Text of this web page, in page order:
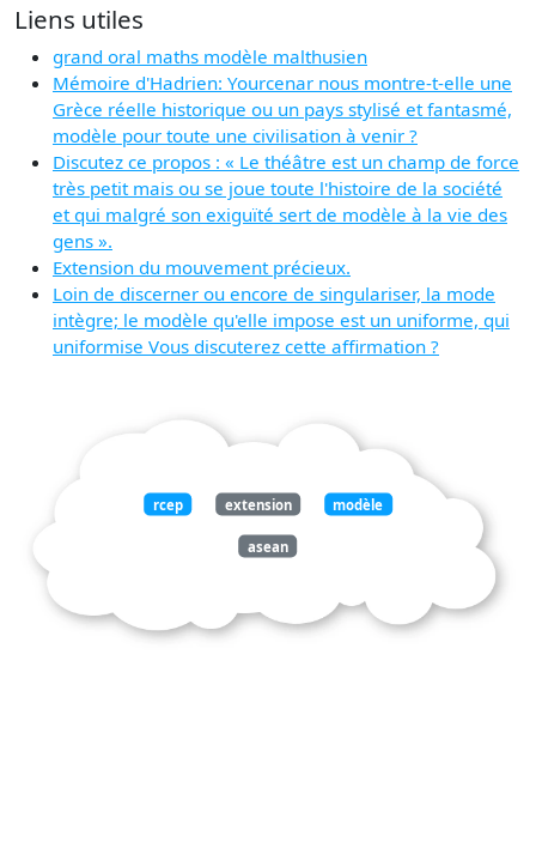
Liens utiles
grand oral maths modèle malthusien
Mémoire d'Hadrien: Yourcenar nous montre-t-elle une
Grèce réelle historique ou un pays stylisé et fantasmé,
modèle pour toute une civilisation à venir ?
Discutez ce propos : « Le théâtre est un champ de force
très petit mais ou se joue toute l'histoire de la société
et qui malgré son exiguïté sert de modèle à la vie des
gens ».
Extension du mouvement précieux.
Loin de discerner ou encore de singulariser, la mode
intègre; le modèle qu'elle impose est un uniforme, qui
uniformise Vous discuterez cette affirmation ?
rcep extension modèle
asean